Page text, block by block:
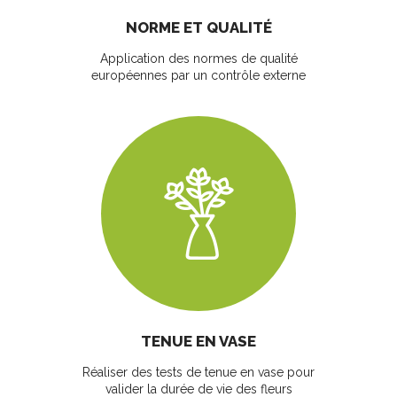
NORME ET QUALITÉ
Application des normes de qualité
européennes par un contrôle externe
TENUE EN VASE
Réaliser des tests de tenue en vase pour
valider la durée de vie des fleurs